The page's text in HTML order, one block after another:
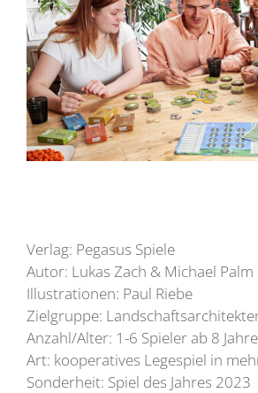
Verlag: Pegasus Spiele
Autor: Lukas Zach & Michael Palm
Illustrationen: Paul Riebe
Zielgruppe:
Anzahl/Alter: 1-6 Spieler ab 8
Art: kooperatives Legespiel in
Sonderheit: Spiel des Jahres 2023